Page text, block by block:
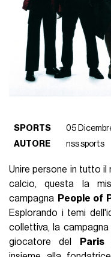
SPORTS
05
AUTORE
nss sports
Unire persone in tutto il
calcio, questa la
campagna People of
Esplorando i temi
collettiva, la
giocatore del
Paris